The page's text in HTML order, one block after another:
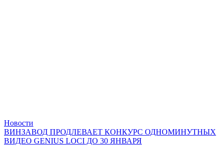
Новости
ВИНЗАВОД ПРОДЛЕВАЕТ КОНКУРС ОДНОМИНУТНЫХ
ВИДЕО GENIUS LOCI ДО 30 ЯНВАРЯ